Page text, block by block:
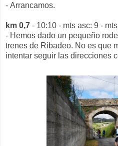
- Arrancamos.
km 0,7 - 10:10 - mts asc: 9 -
- Hemos dado un pequeño
trenes de Ribadeo. No es que
intentar seguir las direcciones